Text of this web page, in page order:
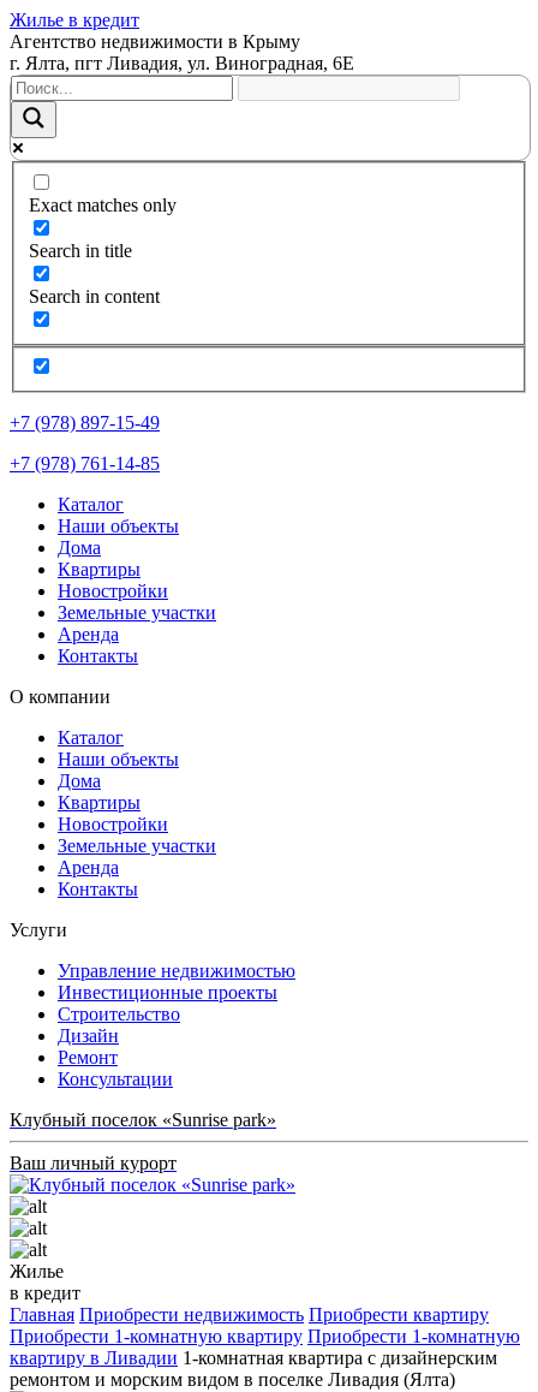
Жилье в кредит
Агентство недвижимости в Крыму
г. Ялта, пгт Ливадия, ул. Виноградная, 6Е
Exact matches only
Search in title
Search in content
+7 (978) 897-15-49
+7 (978) 761-14-85
Каталог
Наши объекты
Дома
Квартиры
Новостройки
Земельные участки
Аренда
Контакты
О компании
Каталог
Наши объекты
Дома
Квартиры
Новостройки
Земельные участки
Аренда
Контакты
Услуги
Управление недвижимостью
Инвестиционные проекты
Строительство
Дизайн
Ремонт
Консультации
Клубный поселок «Sunrise park»
Ваш личный курорт
Жилье
в кредит
Главная Приобрести недвижимость Приобрести квартиру
Приобрести 1-комнатную квартиру Приобрести 1-комнатную
квартиру в Ливадии 1-комнатная квартира с дизайнерским
ремонтом и морским видом в поселке Ливадия (Ялта)